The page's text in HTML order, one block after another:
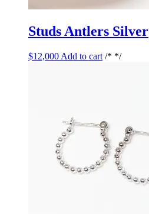
Studs Antlers Silver
$12,000 Add to cart /* */